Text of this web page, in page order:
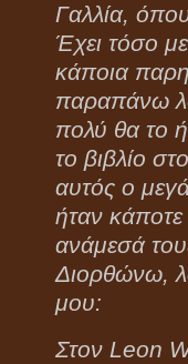
Γαλλία,
Έχει τόσο
κάποια
παραπάνω
πολύ θα το
το βιβλίο
αυτός ο
ήταν κάποτε
ανάμεσά
Διορθώνω,
μου:
Στον Leon